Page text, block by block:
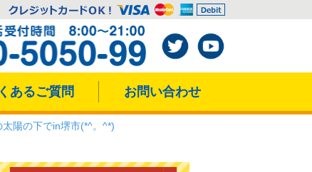
あるご質問 お問い合わせ
陽の下でin堺市(*^。^*)